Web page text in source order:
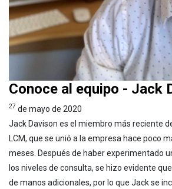
Conoce al equipo - Jack
27 de mayo de 2020
Jack Davison es el miembro más reciente
LCM, que se unió a la empresa hace poco
meses. Después de haber experimentado
los niveles de consulta, se hizo evidente
de manos adicionales, por lo que Jack se